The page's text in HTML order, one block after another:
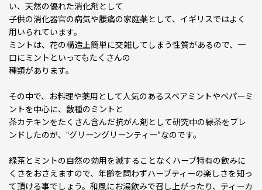
い、天然の優れた消化剤として
子供の消化器官の病気や腰痛の家庭薬として、イギリスではよく
用いられています。
ミントは、花の構造上簡単に交雑してしまう性質があるので、一
口にミントといってもたくさんの
種類があります。
その中で、お料理や薬用として人気のあるスペアミントやペパーミ
ントを中心に、数種のミントと
茶カテキンをたくさん含んだ抗がん剤として研究中の緑茶をブレ
ンドしたのが、“グリーングリーンティー”なのです。
緑茶とミントの自然の効用を滅することなくハーブ特有の飲みに
くさをおさえますので、年齢を問わずハーブティーの楽しさを知っ
て頂ける事でしょう。和風にお湯飲みで召し上がったり、ティーカ